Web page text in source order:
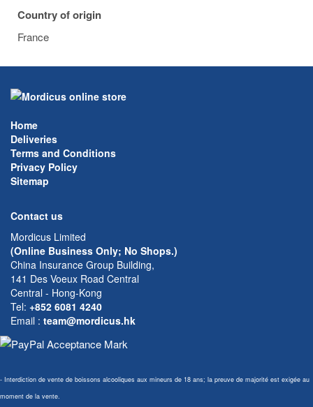
Country of origin
France
Home
Deliveries
Terms and Conditions
Privacy Policy
Sitemap
Contact us
Mordicus Limited
(Online Business Only; No Shops.)
China Insurance Group Building,
141 Des Voeux Road Central
Central - Hong-Kong
Tel: +852 6081 4240
Email : team@mordicus.hk
- Interdiction de vente de boissons alcooliques aux mineurs de 18 ans; la preuve de majorité est exigée au
moment de la vente.